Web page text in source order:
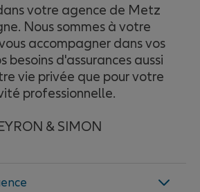
votre agence de Metz
Nous sommes à votre
accompagner dans vos
besoins d'assurances aussi
vie privée que pour votre
professionnelle.
& SIMON